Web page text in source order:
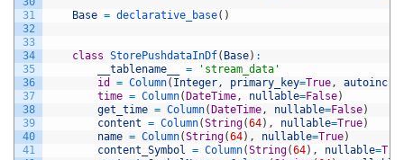
31
32
33
34
35
36
37
38
39
40
41
Base = declarative_base( )
class StorePushdataInDf( Base) :
__tablename__
=
'stream_data'
id
= Column( Integer, primary_key=True,
time = Column( DateTime, nullable=False)
get_time = Column( DateTime, nullable=False)
content = Column(String(64) , nullable=True)
name = Column(String(64) , nullable=True)
content_Symbol = Column(String(64) , nullable=